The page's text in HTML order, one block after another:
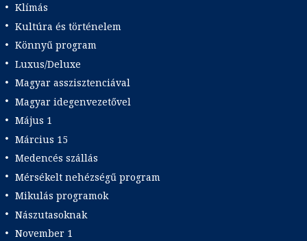
Klímás
Kultúra és történelem
Könnyű program
Luxus/Deluxe
Magyar asszisztenciával
Magyar idegenvezetővel
Május 1
Március 15
Medencés szállás
Mérsékelt nehézségű program
Mikulás programok
Nászutasoknak
November 1